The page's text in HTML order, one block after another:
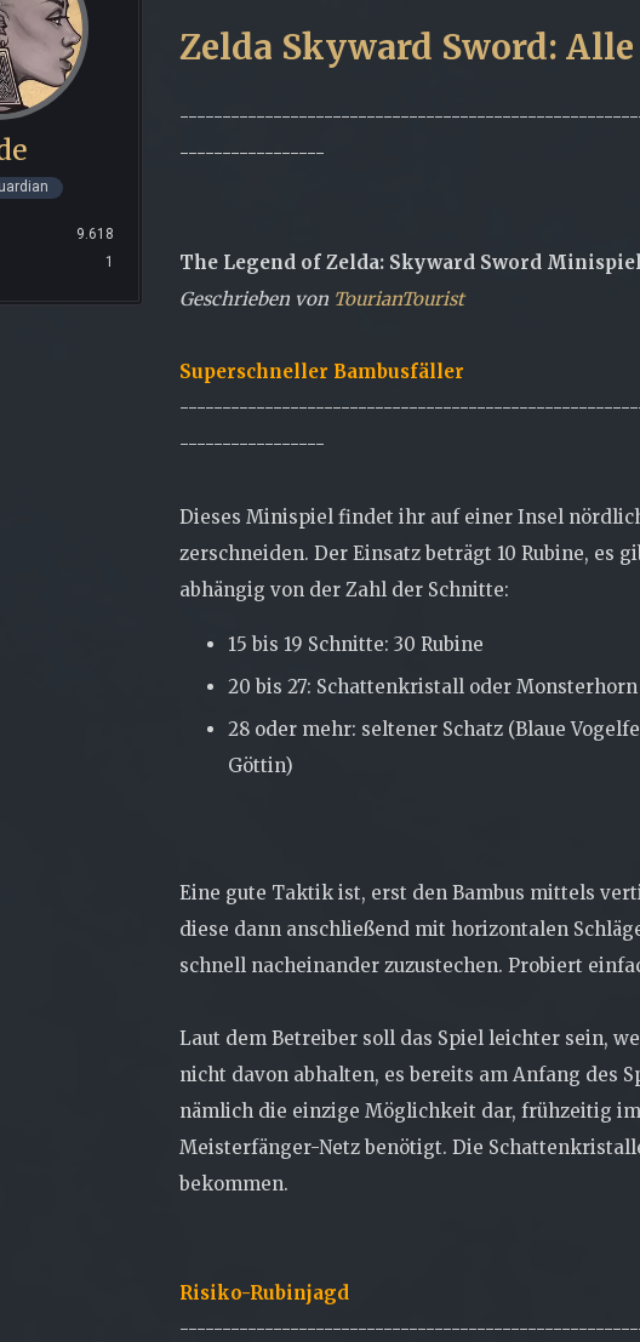
9.618
1
Zelda Skyward Sword:
-----------------
The Legend of Zelda: Skyward Sword
Geschrieben von TourianTourist
Superschneller Bambusfäller
-----------------
Dieses Minispiel findet ihr auf einer Insel
zerschneiden. Der Einsatz beträgt 10 Rubine, es
abhängig von der Zahl der Schnitte:
15 bis 19 Schnitte: 30 Rubine
20 bis 27: Schattenkristall oder Monsterhorn
28 oder mehr: seltener Schatz (Blaue
Göttin)
Eine gute Taktik ist, erst den Bambus mittels
diese dann anschließend mit horizontalen
schnell nacheinander zuzustechen. Probiert
Laut dem Betreiber soll das Spiel leichter sein,
nicht davon abhalten, es bereits am Anfang des
nämlich die einzige Möglichkeit dar, frühzeitig
Meisterfänger-Netz benötigt. Die
bekommen.
Risiko-Rubinjagd